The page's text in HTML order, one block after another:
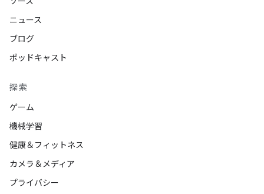
ニュース
ブログ
ポッドキャスト
探索
ゲーム
機械学習
健康＆フィットネス
カメラ＆メディア
プライバシー